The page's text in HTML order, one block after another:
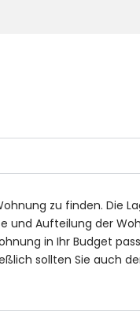
zu finden. Die
und Aufteilung der
in Ihr Budget
sollten Sie auch